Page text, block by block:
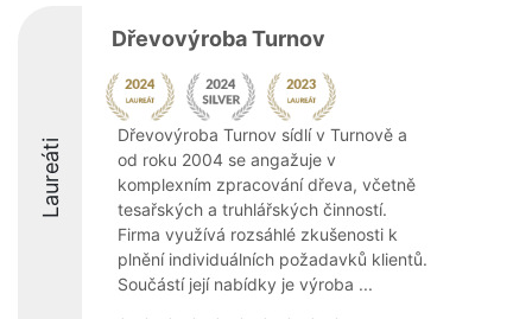
Laureáti
Dřevovýroba Turnov
Dřevovýroba Turnov sídlí v Turnově a
od roku 2004 se angažuje v
komplexním zpracování dřeva, včetně
tesařských a truhlářských činností.
Firma využívá rozsáhlé zkušenosti k
plnění individuálních požadavků klientů.
Součástí její nabídky je výroba ...